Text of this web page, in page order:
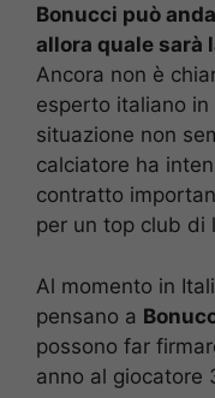
Bonucci può
allora quale sarà
Ancora non è
esperto italiano
situazione non
calciatore ha
contratto
per un top club di
Al momento in
pensano a
possono far
anno al giocatore